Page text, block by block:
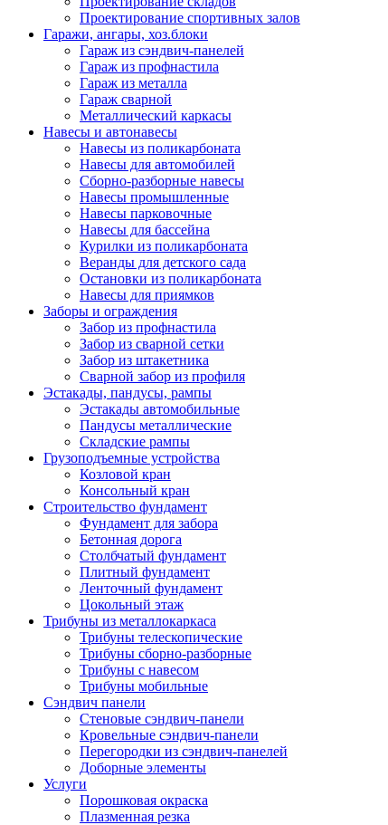
Проектирование спортивных залов
Гаражи, ангары, хоз.блоки
Гараж из сэндвич-панелей
Гараж из профнастила
Гараж из металла
Гараж сварной
Металлический каркасы
Навесы и автонавесы
Навесы из поликарбоната
Навесы для автомобилей
Сборно-разборные навесы
Навесы промышленные
Навесы парковочные
Навесы для бассейна
Курилки из поликарбоната
Веранды для детского сада
Остановки из поликарбоната
Навесы для приямков
Заборы и ограждения
Забор из профнастила
Забор из сварной сетки
Забор из штакетника
Сварной забор из профиля
Эстакады, пандусы, рампы
Эстакады автомобильные
Пандусы металлические
Складские рампы
Грузоподъемные устройства
Козловой кран
Консольный кран
Строительство фундамент
Фундамент для забора
Бетонная дорога
Столбчатый фундамент
Плитный фундамент
Ленточный фундамент
Цокольный этаж
Трибуны из металлокаркаса
Трибуны телескопические
Трибуны сборно-разборные
Трибуны с навесом
Трибуны мобильные
Сэндвич панели
Стеновые сэндвич-панели
Кровельные сэндвич-панели
Перегородки из сэндвич-панелей
Доборные элементы
Услуги
Порошковая окраска
Плазменная резка